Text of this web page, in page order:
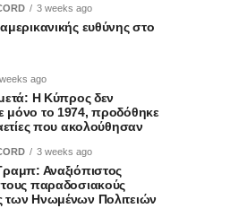
3 weeks ago
ευθύνης στο
ago
Η Κύπρος δεν
μόνο το 1974, προδόθηκε
που ακολούθησαν
3 weeks ago
Αναξιόπιστος
παραδοσιακούς
των Ηνωμένων Πολιτειών